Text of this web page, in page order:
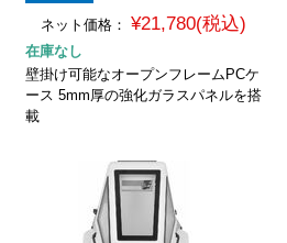
ネット価格：
¥21,780(税込)
在庫なし
壁掛け可能なオープンフレームPCケ
ース 5mm厚の強化ガラスパネルを搭
載